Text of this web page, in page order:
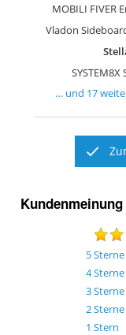
MOBILI FIVER
Vladon
… und 17
Kundenmeinung
5Sterne
4Sterne
3Sterne
2Sterne
1 Stern